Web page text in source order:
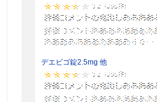
デエビゴ錠2.5mg 他